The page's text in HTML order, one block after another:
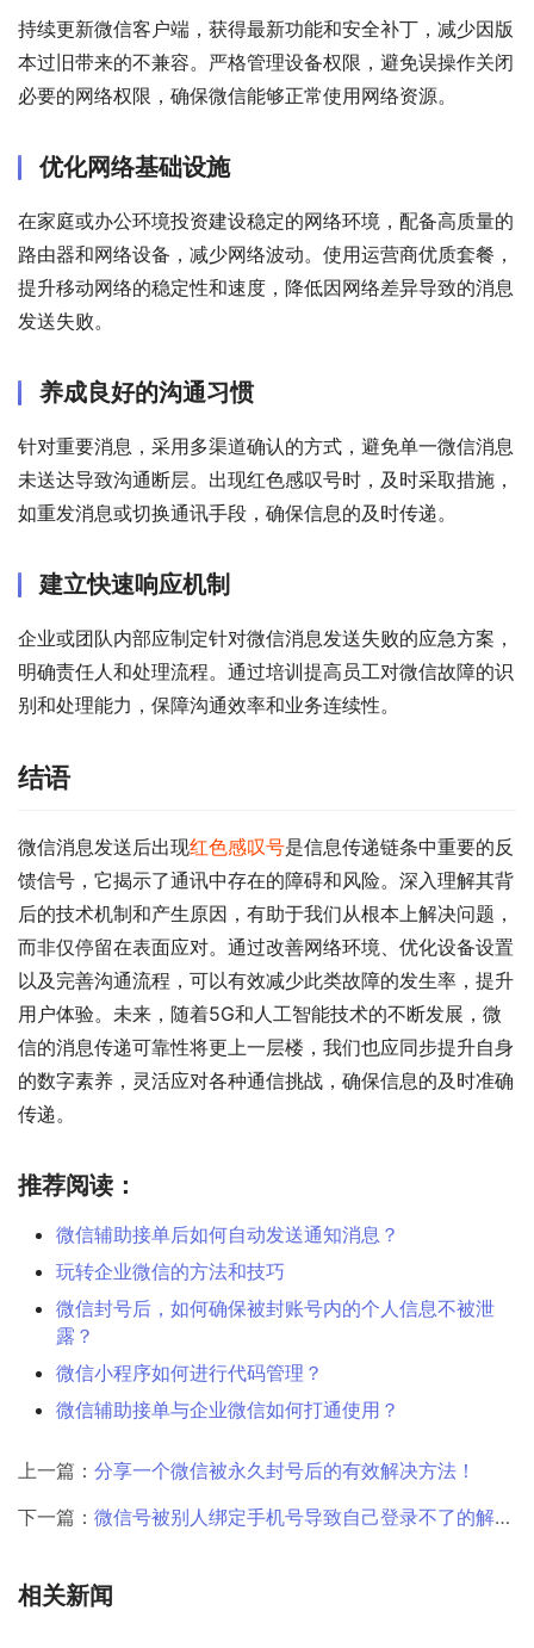
持续更新微信客户端，获得最新功能和安全补丁，减少因版
本过旧带来的不兼容。严格管理设备权限，避免误操作关闭
必要的网络权限，确保微信能够正常使用网络资源。
优化网络基础设施
在家庭或办公环境投资建设稳定的网络环境，配备高质量的
路由器和网络设备，减少网络波动。使用运营商优质套餐，
提升移动网络的稳定性和速度，降低因网络差异导致的消息
发送失败。
养成良好的沟通习惯
针对重要消息，采用多渠道确认的方式，避免单一微信消息
未送达导致沟通断层。出现红色感叹号时，及时采取措施，
如重发消息或切换通讯手段，确保信息的及时传递。
建立快速响应机制
企业或团队内部应制定针对微信消息发送失败的应急方案，
明确责任人和处理流程。通过培训提高员工对微信故障的识
别和处理能力，保障沟通效率和业务连续性。
结语
微信消息发送后出现红色感叹号是信息传递链条中重要的反
馈信号，它揭示了通讯中存在的障碍和风险。深入理解其背
后的技术机制和产生原因，有助于我们从根本上解决问题，
而非仅停留在表面应对。通过改善网络环境、优化设备设置
以及完善沟通流程，可以有效减少此类故障的发生率，提升
用户体验。未来，随着5G和人工智能技术的不断发展，微
信的消息传递可靠性将更上一层楼，我们也应同步提升自身
的数字素养，灵活应对各种通信挑战，确保信息的及时准确
传递。
推荐阅读：
微信辅助接单后如何自动发送通知消息？
玩转企业微信的方法和技巧
微信封号后，如何确保被封账号内的个人信息不被泄
露？
微信小程序如何进行代码管理？
微信辅助接单与企业微信如何打通使用？
上一篇： 分享一个微信被永久封号后的有效解决方法！
下一篇： 微信号被别人绑定手机号导致自己登录不了的解决办法
相关新闻